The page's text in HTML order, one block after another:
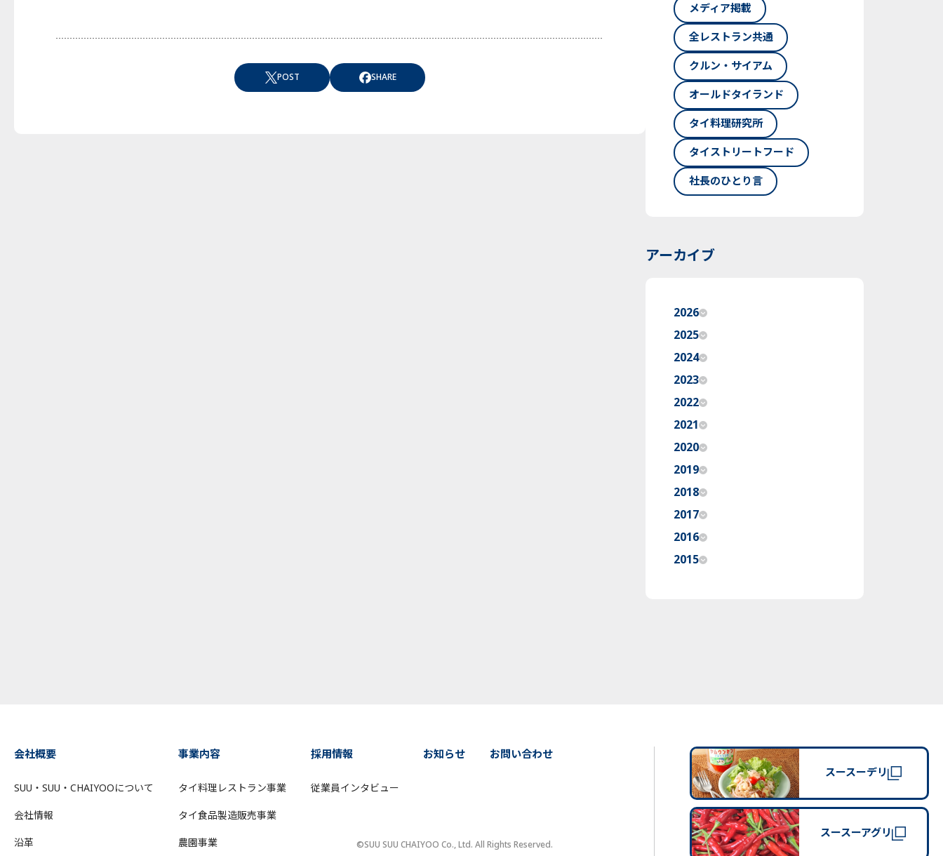
POST SHARE
メディア掲載
全レストラン共通
クルン・サイアム
オールドタイランド
タイ料理研究所
タイストリートフード
社長のひとり言
アーカイブ
2026
2025
2024
2023
2022
2021
2020
2019
2018
2017
2016
2015
会社概要
SUU・SUU・CHAIYOOについて
会社情報
沿革
事業内容
タイ料理レストラン事業
タイ食品製造販売事業
農園事業
採用情報
従業員インタビュー
お知らせ お問い合わせ
©SUU SUU CHAIYOO Co., Ltd. All Rights Reserved.
スースーデリ
スースーアグリ